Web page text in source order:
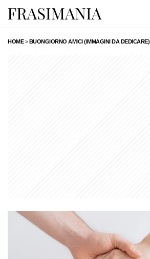
HOME>BUONGIORNO AMICI (IMMAGINI DA DEDICARE)